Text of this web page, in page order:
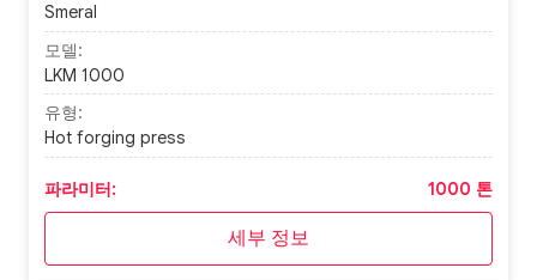
Smeral
모델:
LKM 1000
유형:
Hot forging press
파라미터: 1000 톤
세부 정보